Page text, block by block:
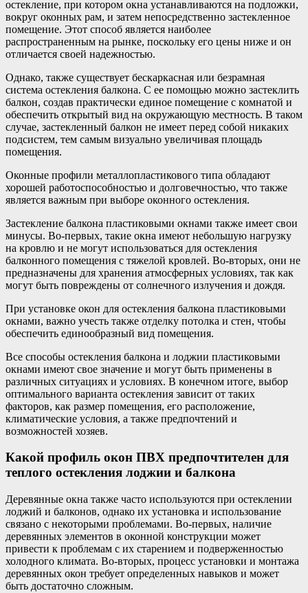
остекление, при котором окна устанавливаются на подложки,
вокруг оконных рам, и затем непосредственно застекленное
помещение. Этот способ является наиболее
распространенным на рынке, поскольку его цены ниже и он
отличается своей надежностью.
Однако, также существует бескаркасная или безрамная
система остекления балкона. С ее помощью можно застеклить
балкон, создав практически единое помещение с комнатой и
обеспечить открытый вид на окружающую местность. В таком
случае, застекленный балкон не имеет перед собой никаких
подсистем, тем самым визуально увеличивая площадь
помещения.
Оконные профили металлопластикового типа обладают
хорошей работоспособностью и долговечностью, что также
является важным при выборе оконного остекления.
Застекление балкона пластиковыми окнами также имеет свои
минусы. Во-первых, такие окна имеют небольшую нагрузку
на кровлю и не могут использоваться для остекления
балконного помещения с тяжелой кровлей. Во-вторых, они не
предназначены для хранения атмосферных условиях, так как
могут быть повреждены от солнечного излучения и дождя.
При установке окон для остекления балкона пластиковыми
окнами, важно учесть также отделку потолка и стен, чтобы
обеспечить единообразный вид помещения.
Все способы остекления балкона и лоджии пластиковыми
окнами имеют свое значение и могут быть применены в
различных ситуациях и условиях. В конечном итоге, выбор
оптимального варианта остекления зависит от таких
факторов, как размер помещения, его расположение,
климатические условия, а также предпочтений и
возможностей хозяев.
Какой профиль окон ПВХ предпочтителен для
теплого остекления лоджии и балкона
Деревянные окна также часто используются при остеклении
лоджий и балконов, однако их установка и использование
связано с некоторыми проблемами. Во-первых, наличие
деревянных элементов в оконной конструкции может
привести к проблемам с их старением и подверженностью
холодного климата. Во-вторых, процесс установки и монтажа
деревянных окон требует определенных навыков и может
быть достаточно сложным.